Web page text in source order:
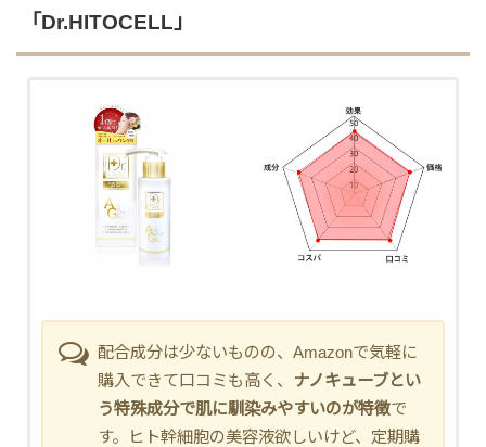
「Dr.HITOCELL」
配合成分は少ないものの、Amazonで気軽に
購入できて口コミも高く、 ナノキューブとい
う特殊成分で肌に馴染みやすいのが特徴で
す。ヒト幹細胞の美容液欲しいけど、定期購